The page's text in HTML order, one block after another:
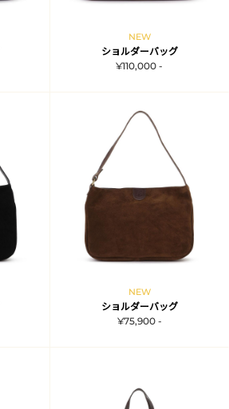
NEW
ショルダーバッグ
¥110,000 -
NEW
ショルダーバッグ
¥75,900 -